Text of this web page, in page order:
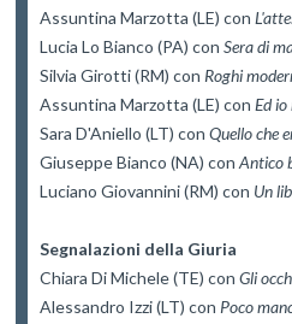
Assuntina Marzotta (LE) con
Lucia Lo Bianco (PA) con Sera di
Silvia Girotti (RM) con Roghi
Assuntina Marzotta (LE) con Ed
Sara D'Aniello (LT) con Quello che
Giuseppe Bianco (NA) con Antico
Luciano Giovannini (RM) con Un
Segnalazioni della Giuria
Chiara Di Michele (TE) con Gli
Alessandro Izzi (LT) con Poco